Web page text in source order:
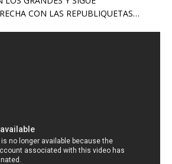
CON LAS REPUBLIQUETAS…